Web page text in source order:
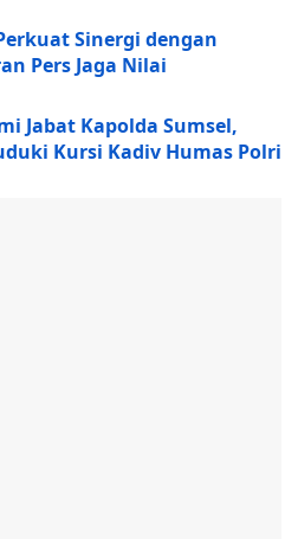
Sinergi dengan
Pers Jaga Nilai
Jabat Kapolda Sumsel,
Kursi Kadiv Humas Polri